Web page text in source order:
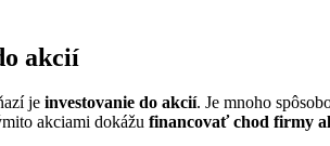
akcií
je investovanie do akcií. Je mnoho
akciami dokážu financovať chod firmy